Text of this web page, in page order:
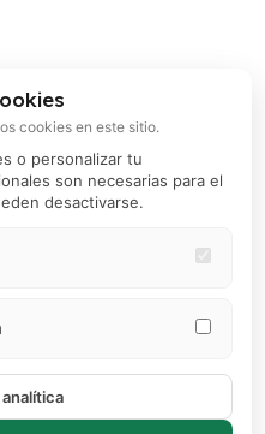
los derechos reservados
cookies en este sitio.
o personalizar tu
son necesarias para el
desactivarse.
cookies no pueden
Analytics 4, Google Tag
analítica